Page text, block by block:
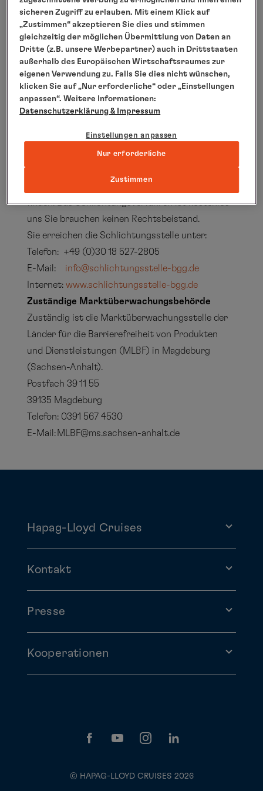
E-Mail:hlc_barrierefreiheit@hl-cruises.com
Internet:https://www.hl-cruises.de
Geschäftsführung: Wybcke Meier (Vorsitzende),
Frank Kuhlmann
Sitz der Gesellschaft: Hamburg
Amtsgericht Hamburg: HRB 105222
wenn Sie mit den Antworten aus der oben
genannten Kontaktmöglichkeit nicht zufrieden
finden. Das Schlichtungsverfahren ist kostenlos
uns Sie brauchen keinen Rechtsbeistand.
Sie erreichen die Schlichtungsstelle unter:
Telefon: +49 (0)30 18 527-2805
E-Mail: info@schlichtungsstelle-bgg.de
Internet:www.schlichtungsstelle-bgg.de
Zuständige Marktüberwachungsbehörde
Zuständig ist die Marktüberwachungsstelle der
Länder für die Barrierefreiheit von Produkten
und Dienstleistungen (MLBF) in Magdeburg
(Sachsen-Anhalt).
Postfach 39 11 55
39135 Magdeburg
Telefon: 0391 567 4530
E-Mail: MLBF@ms.sachsen-anhalt.de
Hapag-Lloyd Cruises
Kontakt
Presse
Kooperationen
© HAPAG-LLOYD CRUISES 2026
sicheren Zugriff zu erlauben. Mit einem Klick auf
„Zustimmen“ akzeptieren Sie dies und stimmen
gleichzeitig der möglichen Übermittlung von Daten an
Dritte (z.B. unsere Werbepartner) auch in Drittstaaten
außerhalb des Europäischen Wirtschaftsraumes zur
eigenen Verwendung zu. Falls Sie dies nicht wünschen,
klicken Sie auf „Nur erforderliche“ oder „Einstellungen
anpassen“. Weitere Informationen:
Datenschutzerklärung & Impressum
Einstellungen anpassen
Nur erforderliche
Zustimmen